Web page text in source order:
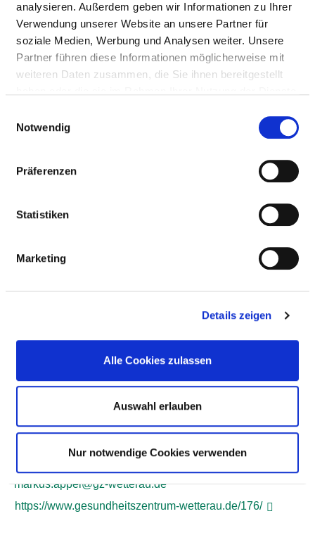
analysieren. Außerdem geben wir Informationen zu Ihrer
Verwendung unserer Website an unsere Partner für
soziale Medien, Werbung und Analysen weiter. Unsere
Partner führen diese Informationen möglicherweise mit
weiteren Daten zusammen, die Sie ihnen bereitgestellt
Notwendig
Präferenzen
Statistiken
Marketing
Details zeigen
Alle Cookies zulassen
Auswahl erlauben
Nur notwendige Cookies verwenden
Wetterauer Platz 1
63679 Schotten
ed.uarettew-zg@leppa.sukram
https://www.gesundheitszentrum-wetterau.de/176/